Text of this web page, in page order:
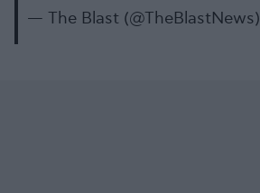
— The Blast (@TheBlastNews)